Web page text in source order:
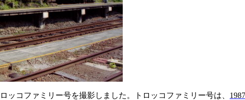
ッコファミリー号を撮影しました。 トロッコファミリー号は、 1987